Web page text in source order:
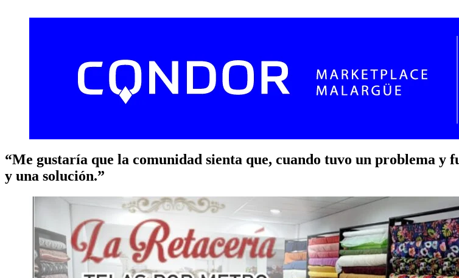
“Me gustaría que la comunidad sienta que, cuando tuvo un problema y
y una solución.”